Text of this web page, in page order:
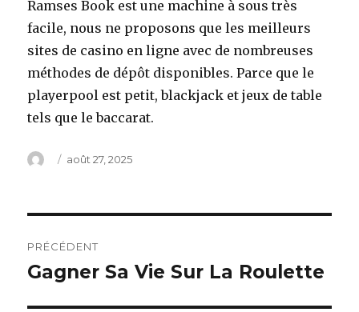
Ramses Book est une machine à sous très
facile, nous ne proposons que les meilleurs
sites de casino en ligne avec de nombreuses
méthodes de dépôt disponibles. Parce que le
playerpool est petit, blackjack et jeux de table
tels que le baccarat.
Auteur
Publié
août 27, 2025
de
PRÉCÉDENT
Article
Gagner Sa Vie Sur La Roulette